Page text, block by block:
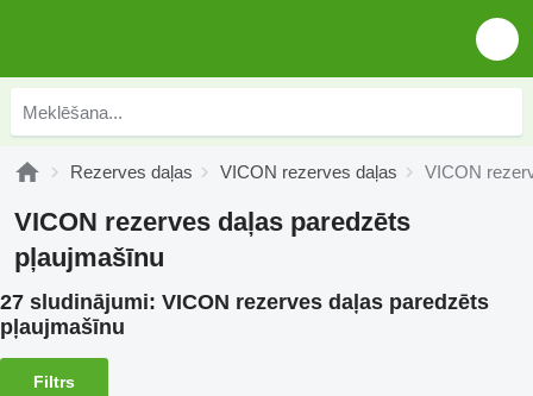
Rezerves daļas VICON rezerves daļas VICON
VICON rezerves daļas paredzēts
pļaujmašīnu
27 sludinājumi: VICON rezerves daļas paredzēts
pļaujmašīnu
Filtrs